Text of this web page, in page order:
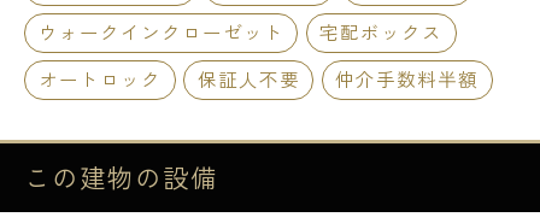
ウォークインクローゼット
宅配ボックス
オートロック
保証人不要 仲介手数料半額
この建物の設備